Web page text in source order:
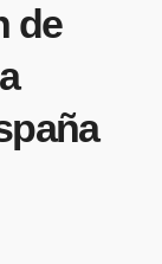
de